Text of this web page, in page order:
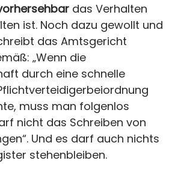
das Verhalten
ist. Noch dazu gewollt und
das Amtsgericht
„Wenn die
durch eine schnelle
muss man folgenlos
nicht das Schreiben von
Und es darf auch nichts
stehenbleiben.